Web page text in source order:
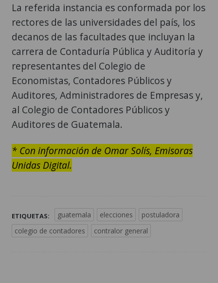
La referida instancia es conformada por los
rectores de las universidades del país, los
decanos de las facultades que incluyan la
carrera de Contaduría Pública y Auditoría y
representantes del Colegio de
Economistas, Contadores Públicos y
Auditores, Administradores de Empresas y,
al Colegio de Contadores Públicos y
Auditores de Guatemala.
* Con información de Omar Solís, Emisoras
Unidas Digital.
ETIQUETAS: guatemala elecciones
postuladora
colegio de contadores
contralor general